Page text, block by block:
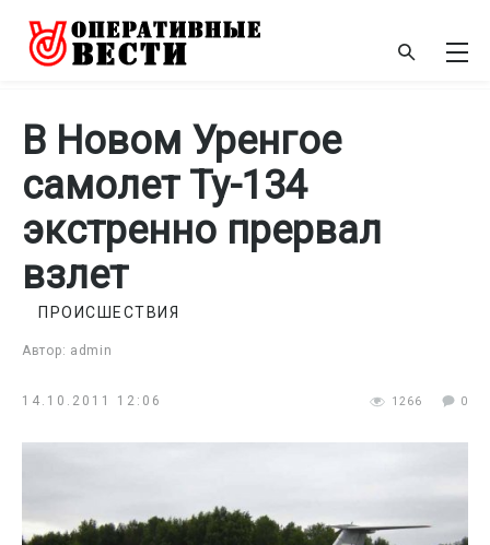
В Новом Уренгое
самолет Ту-134
экстренно прервал
взлет
Автор: admin
ПРОИСШЕСТВИЯ
14.10.2011 12:06 1266 0